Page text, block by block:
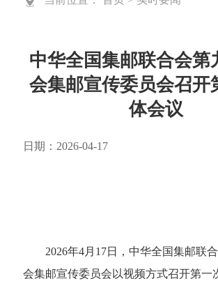
中华全国集邮联合会第
会集邮宣传委员会召开
体会议
日期：2026-04-17
2026年4月17日，中华全国集邮联
会集邮宣传委员会以视频方式召开第一